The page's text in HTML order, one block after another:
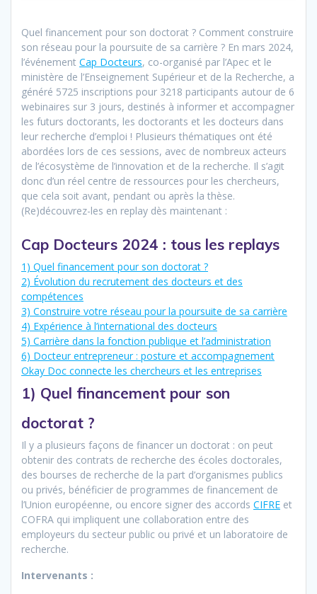
Quel financement pour son doctorat ? Comment construire
son réseau pour la poursuite de sa carrière ? En mars 2024,
l’événement Cap Docteurs, co-organisé par l’Apec et le
ministère de l’Enseignement Supérieur et de la Recherche, a
généré 5725 inscriptions pour 3218 participants autour de 6
webinaires sur 3 jours, destinés à informer et accompagner
les futurs doctorants, les doctorants et les docteurs dans
leur recherche d’emploi ! Plusieurs thématiques ont été
abordées lors de ces sessions, avec de nombreux acteurs
de l’écosystème de l’innovation et de la recherche. Il s’agit
donc d’un réel centre de ressources pour les chercheurs,
que cela soit avant, pendant ou après la thèse.
(Re)découvrez-les en replay dès maintenant :
Cap Docteurs 2024 : tous les replays
1) Quel financement pour son doctorat ?
2) Évolution du recrutement des docteurs et des
compétences
3) Construire votre réseau pour la poursuite de sa carrière
4) Expérience à l’international des docteurs
5) Carrière dans la fonction publique et l’administration
6) Docteur entrepreneur : posture et accompagnement
Okay Doc connecte les chercheurs et les entreprises
1) Quel financement pour son
doctorat ?
Il y a plusieurs façons de financer un doctorat : on peut
obtenir des contrats de recherche des écoles doctorales,
des bourses de recherche de la part d’organismes publics
ou privés, bénéficier de programmes de financement de
l’Union européenne, ou encore signer des accords CIFRE et
COFRA qui impliquent une collaboration entre des
employeurs du secteur public ou privé et un laboratoire de
recherche.
Intervenants :